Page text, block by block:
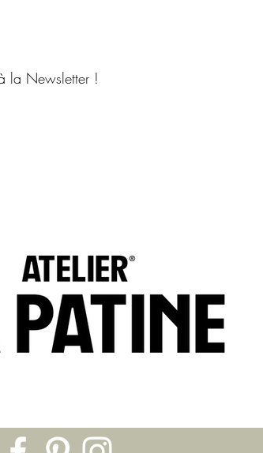
la Newsletter !